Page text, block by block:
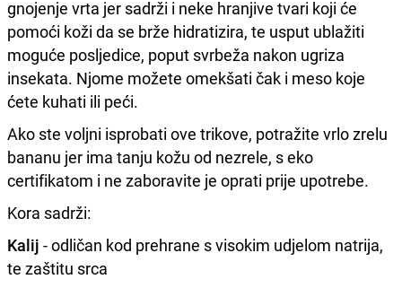
gnojenje vrta jer sadrži i neke hranjive tvari koji će
pomoći koži da se brže hidratizira, te usput ublažiti
moguće posljedice, poput svrbeža nakon ugriza
insekata. Njome možete omekšati čak i meso koje
ćete kuhati ili peći.
Ako ste voljni isprobati ove trikove, potražite vrlo zrelu
bananu jer ima tanju kožu od nezrele, s eko
certifikatom i ne zaboravite je oprati prije upotrebe.
Kora sadrži:
Kalij - odličan kod prehrane s visokim udjelom natrija,
te zaštitu srca